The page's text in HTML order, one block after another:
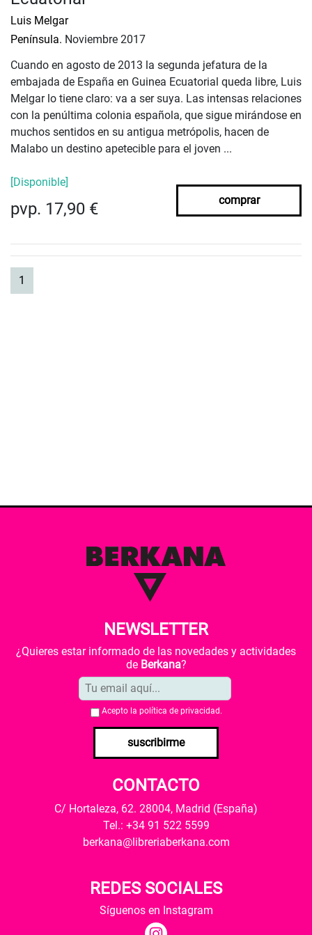
Luis Melgar
Península. Noviembre 2017
Cuando en agosto de 2013 la segunda jefatura de la
embajada de España en Guinea Ecuatorial queda libre, Luis
Melgar lo tiene claro: va a ser suya. Las intensas relaciones
con la penúltima colonia española, que sigue mirándose en
muchos sentidos en su antigua metrópolis, hacen de
Malabo un destino apetecible para el joven ...
[Disponible]
pvp. 17,90 € comprar
1
NEWSLETTER
¿Quieres estar informado de las novedades y actividades
de Berkana?
Acepto la política de privacidad .
suscribirme
CONTACTO
C/ Hortaleza, 62. 28004, Madrid (España)
Tel.: +34 91 522 5599
berkana@libreriaberkana.com
REDES SOCIALES
Síguenos en Instagram